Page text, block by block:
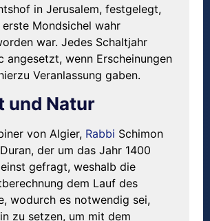
in Jerusalem, festgelegt,
Mondsichel wahr
war. Jedes Schaltjahr
angesetzt, wenn Erscheinungen
Veranlassung gaben.
und Natur
von Algier, Rabbi Schimon
der um das Jahr 1400
gefragt, weshalb die
dem Lauf des
wodurch es notwendig sei,
zu setzen, um mit dem